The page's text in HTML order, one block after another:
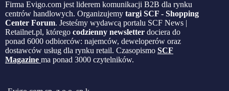
Firma Evigo.com jest liderem komunikacji B2B dla rynku
centrów handlowych. Organizujemy targi SCF - Shopping
Center Forum. Jesteśmy wydawcą portalu SCF News |
Retailnet.pl, którego codzienny newsletter dociera do
ponad 6000 odbiorców: najemców, deweloperów oraz
dostawców usług dla rynku retail. Czasopismo SCF
Magazine ma ponad 3000 czytelników.